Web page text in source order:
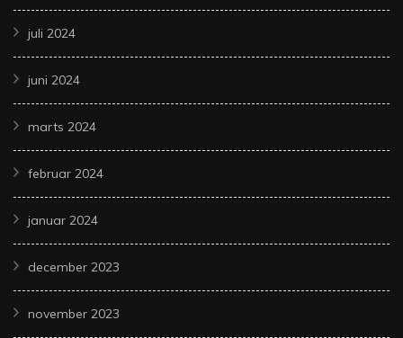
juli 2024
juni 2024
marts 2024
februar 2024
januar 2024
december 2023
november 2023